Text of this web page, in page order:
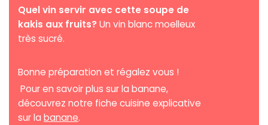
Quel vin servir avec cette soupe de
kakis aux fruits? Un vin blanc moelleux
très sucré.
Bonne préparation et régalez vous !
Pour en savoir plus sur la banane,
découvrez notre fiche cuisine explicative
sur la banane.